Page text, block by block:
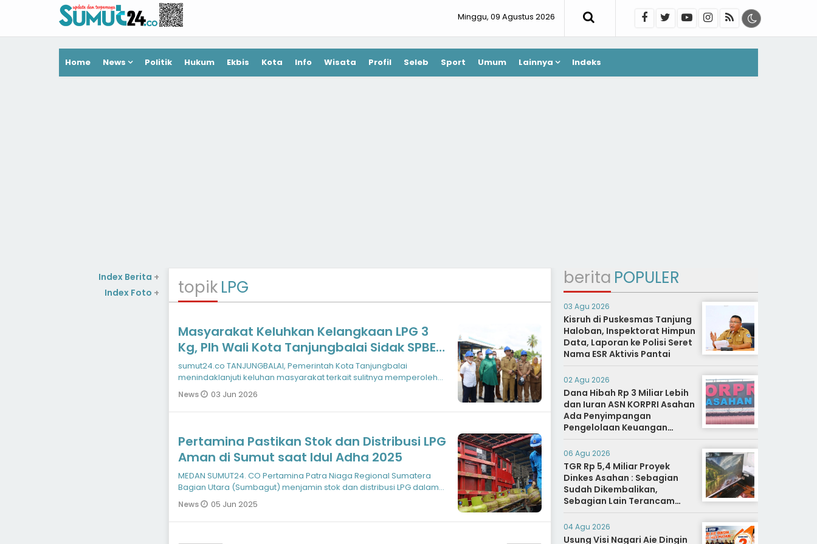
Minggu, 09 Agustus 2026
Home News Politik Hukum Ekbis Kota Info Wisata Profil Seleb Sport Umum Lainnya Indeks
topikLPG
Masyarakat Keluhkan Kelangkaan LPG 3
Kg, Plh Wali Kota Tanjungbalai Sidak SPBE
dan Pangkalan
sumut24.co TANJUNGBALAI, Pemerintah Kota Tanjungbalai
menindaklanjuti keluhan masyarakat terkait sulitnya memperoleh
LPG subsidi ukuran 3 k
News 03 Jun 2026
Pertamina Pastikan Stok dan Distribusi LPG
Aman di Sumut saat Idul Adha 2025
MEDAN SUMUT24. CO Pertamina Patra Niaga Regional Sumatera
Bagian Utara (Sumbagut) menjamin stok dan distribusi LPG dalam
kondisi aman di S
News 05 Jun 2025
Index Berita +
Index Foto +
berita POPULER
03 Agu 2026
Kisruh di Puskesmas Tanjung
Haloban, Inspektorat Himpun
Data, Laporan ke Polisi Seret
Nama ESR Aktivis Pantai
02 Agu 2026
Dana Hibah Rp 3 Miliar Lebih
dan Iuran ASN KORPRI Asahan
Ada Penyimpangan
Pengelolaan Keuangan
Dipertanyakan, Aparat
Diminta Segera Usut
06 Agu 2026
TGR Rp 5,4 Miliar Proyek
Dinkes Asahan : Sebagian
Sudah Dikembalikan,
Sebagian Lain Terancam
Sanksi Hukuman Berat
04 Agu 2026
Usung Visi Nagari Aie Dingin